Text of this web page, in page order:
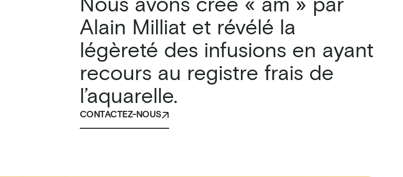
Nous avons créé « am » par
Alain Milliat et révélé la
légèreté des infusions en ayant
recours au registre frais de
l’aquarelle.
CONTACTEZ-NOUS